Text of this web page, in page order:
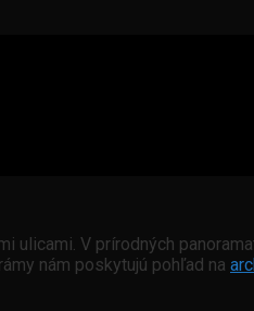
ulicami. V prírodných
nám poskytujú pohľad na